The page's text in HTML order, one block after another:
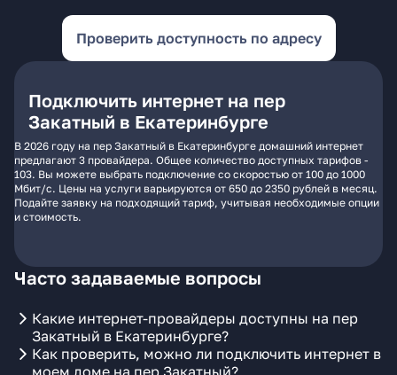
Проверить доступность по адресу
Подключить интернет на пер
Закатный в Екатеринбурге
В 2026 году на пер Закатный в Екатеринбурге домашний интернет
предлагают 3 провайдера. Общее количество доступных тарифов -
103. Вы можете выбрать подключение со скоростью от 100 до 1000
Мбит/с. Цены на услуги варьируются от 650 до 2350 рублей в месяц.
Подайте заявку на подходящий тариф, учитывая необходимые опции
и стоимость.
Часто задаваемые вопросы
Какие интернет-провайдеры доступны на пер
Закатный в Екатеринбурге?
Как проверить, можно ли подключить интернет в
моем доме на пер Закатный?